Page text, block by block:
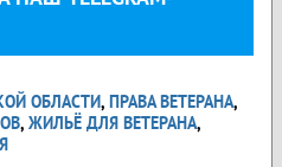
ОБЛАСТИ, ПРАВА ВЕТЕРАНА,
, ЖИЛЬЁ ДЛЯ ВЕТЕРАНА,